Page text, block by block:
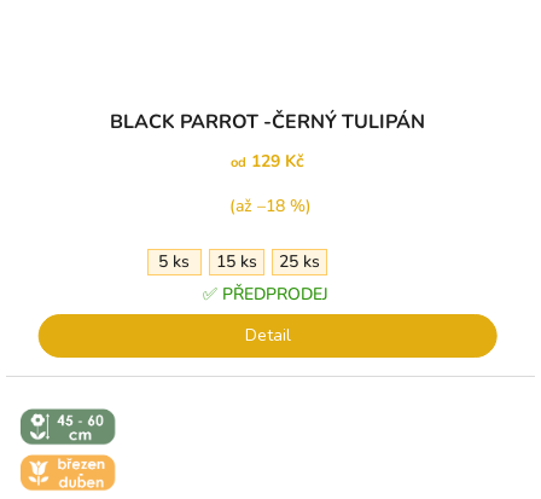
BLACK PARROT -ČERNÝ TULIPÁN
od 129 Kč
(až –18 %)
5 ks 15 ks
25 ks
✅ PŘEDPRODEJ
Detail
↕️ VÝŠKA 45
- 60 CM
🌼 KVĚT -
BŘEZEN -
DUBEN